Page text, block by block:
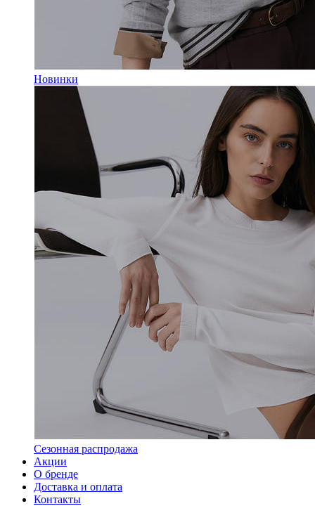
Новинки
Сезонная распродажа
Акции
О бренде
Доставка и оплата
Контакты